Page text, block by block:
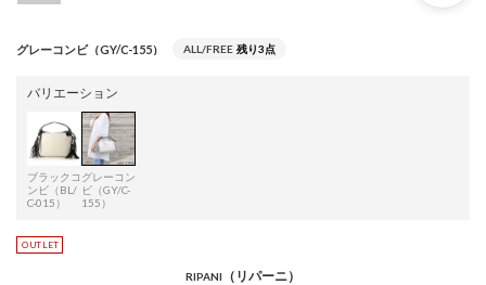
グレーコンビ（GY/C-155） ALL/FREE 残り3点
バリエーション
ブラックコ
ンビ（BL/
C-015）
グレーコン
ビ（GY/C-
155）
RIPANI （リパーニ）